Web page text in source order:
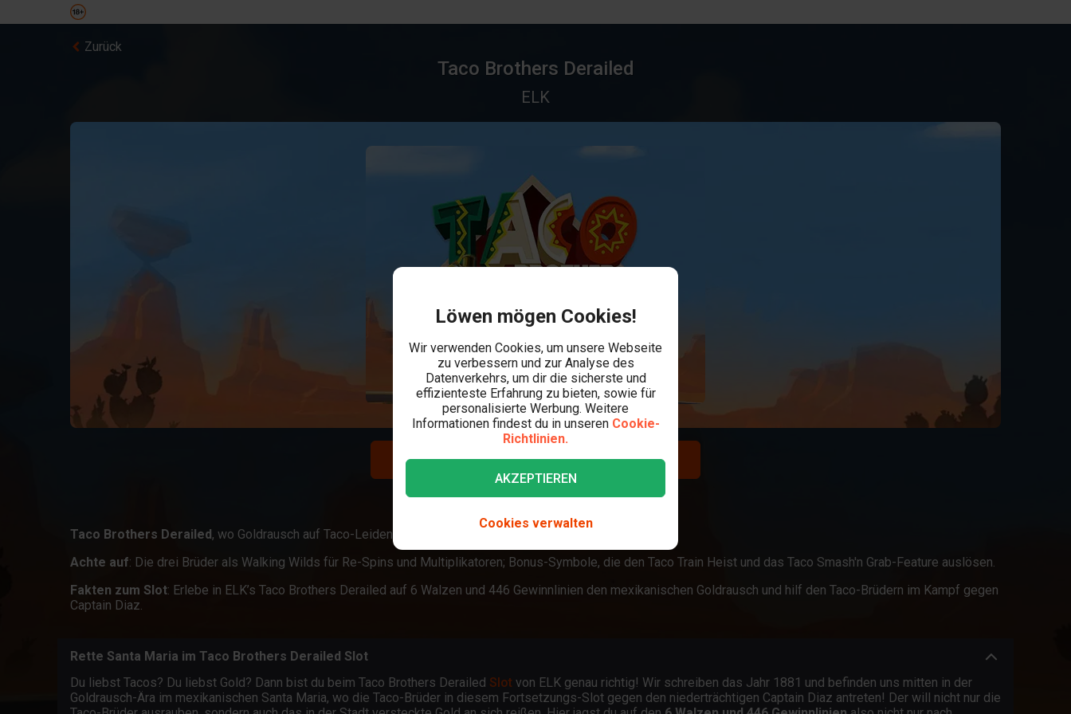
Zurück
Taco Brothers Derailed
ELK
REGISTRIEREN
Taco Brothers Derailed, wo Goldrausch auf Taco-Leidenschaft trifft!
Achte auf: Die drei Brüder als Walking Wilds für Re-Spins und Multiplikatoren; Bonus-Symbole, die den Taco Train Heist und das Taco Smash'n Grab-Feature auslösen.
Fakten zum Slot: Erlebe in ELK’s Taco Brothers Derailed auf 6 Walzen und 446 Gewinnlinien den mexikanischen Goldrausch und hilf den Taco-Brüdern im Kampf gegen
Captain Diaz.
Rette Santa Maria im Taco Brothers Derailed Slot
Du liebst Tacos? Du liebst Gold? Dann bist du beim Taco Brothers Derailed Slot von ELK genau richtig! Wir schreiben das Jahr 1881 und befinden uns mitten in der
Goldrausch-Ära im mexikanischen Santa Maria, wo die Taco-Brüder in diesem Fortsetzungs-Slot gegen den niederträchtigen Captain Diaz antreten! Der will nicht nur die
Löwen mögen Cookies!
Wir verwenden Cookies, um unsere Webseite
zu verbessern und zur Analyse des
Datenverkehrs, um dir die sicherste und
effizienteste Erfahrung zu bieten, sowie für
personalisierte Werbung. Weitere
Informationen findest du in unseren Cookie-
Richtlinien.
AKZEPTIEREN
Cookies verwalten